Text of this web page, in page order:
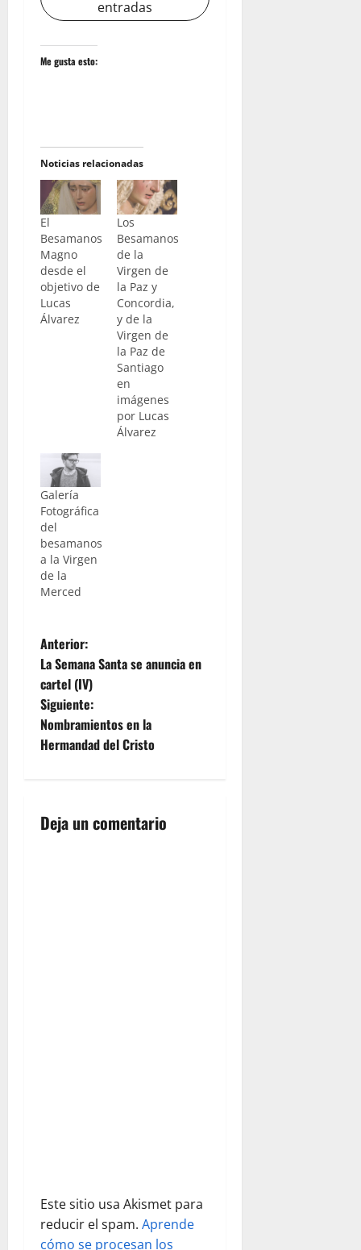
entradas
Me gusta esto:
Noticias relacionadas
El
Besamanos
Magno
desde el
objetivo de
Lucas
Álvarez
Los
Besamanos
de la
Virgen de
la Paz y
Concordia,
y de la
Virgen de
la Paz de
Santiago
en
imágenes
por Lucas
Álvarez
Galería
Fotográfica
del
besamanos
a la Virgen
de la
Merced
N
a
v
e
a
a
d
Anterior:
La Semana Santa se anuncia en
cartel (IV)
Siguiente:
Nombramientos en la
Hermandad del Cristo
Deja un comentario
Este sitio usa Akismet para
reducir el spam. Aprende
cómo se procesan los